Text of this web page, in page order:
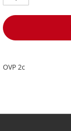
OVP 2c